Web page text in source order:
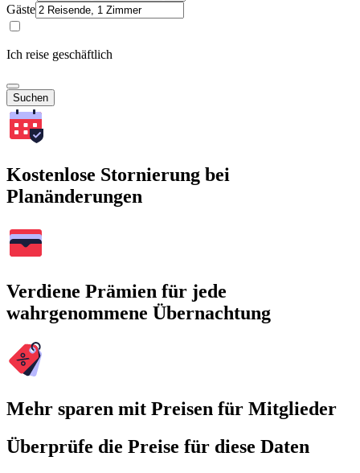
Gäste
Ich reise geschäftlich
Suchen
Kostenlose Stornierung bei
Planänderungen
Verdiene Prämien für jede
wahrgenommene Übernachtung
Mehr sparen mit Preisen für Mitglieder
Überprüfe die Preise für diese Daten